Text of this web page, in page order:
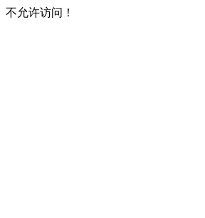
不允许访问！